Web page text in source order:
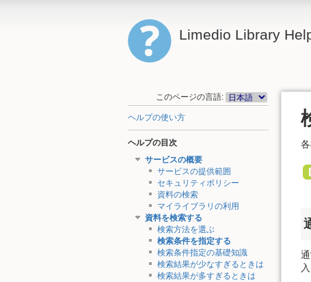
Limedio Library
このページの言語:
ヘルプの使い方
ヘルプの目次
サービスの概要
サービスの提供範囲
セキュリティポリシー
資料の検索
マイライブラリの利用
資料を検索する
検索方法を選ぶ
検索条件を指定する
検索条件指定の基礎知識
検索結果が少なすぎるときは
検索結果が多すぎるときは